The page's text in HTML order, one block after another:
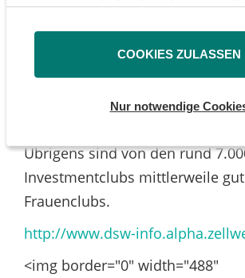
zusammen, die Sie ihnen
COOKIES ZULASSEN
Nur notwendige
<img border="0" width="461"
src="http://www.dsw-
info.alpha.zellwerk.com/
Übrigens sind von den rund
Investmentclubs mittlerweile
Frauenclubs.
http://www.dsw-
<img border="0" width="488"